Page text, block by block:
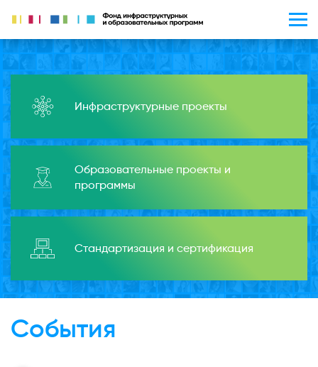
Инфраструктурные проекты
Образовательные проекты и
программы
Стандартизация и сертификация
События